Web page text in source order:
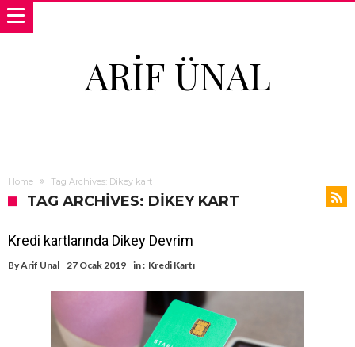
ARIF ÜNAL
Home Tag Archives: Dikey kart
TAG ARCHIVES: DIKEY KART
Kredi kartlarında Dikey Devrim
ByArif Ünal 27 Ocak 2019 in : Kredi Kartı